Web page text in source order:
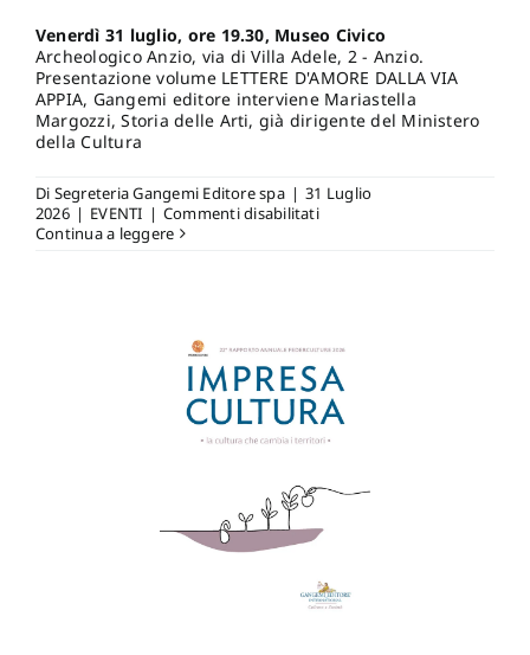
Venerdì 31 luglio, ore 19.30, Museo Civico
Archeologico Anzio, via di Villa Adele, 2 - Anzio.
Presentazione volume LETTERE D'AMORE DALLA VIA
APPIA, Gangemi editore interviene Mariastella
Margozzi, Storia delle Arti, già dirigente del Ministero
della Cultura
Di Segreteria Gangemi Editore spa | 31 Luglio
2026 | EVENTI | Commenti disabilitatisu
Civico
Archeologico
Anzio,
via
di
2
Anzio.
LETTERE
D’AMORE
Continua a leggere